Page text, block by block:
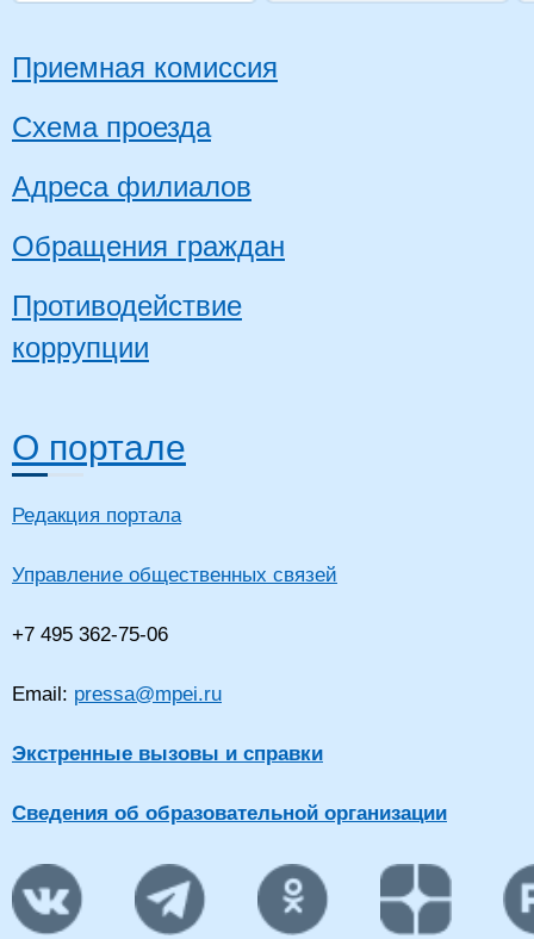
Приемная комиссия
Схема проезда
Адреса филиалов
Обращения граждан
Противодействие
коррупции
О портале
Редакция портала
Управление общественных связей
+7 495 362-75-06
Email: pressa@mpei.ru
Экстренные вызовы и справки
Сведения об образовательной организации